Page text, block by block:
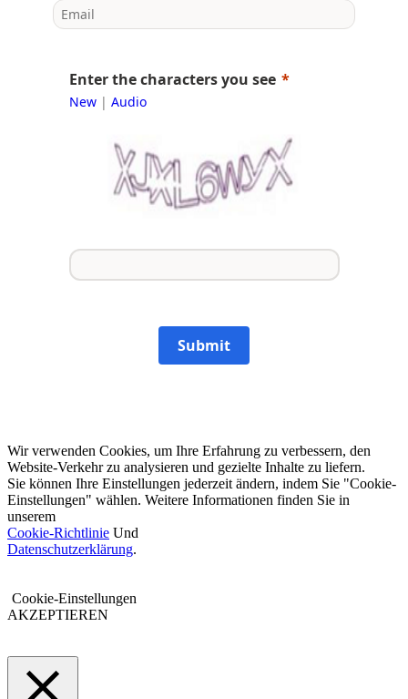
Enter the characters you see
New| Audio
Submit
Wir verwenden Cookies, um Ihre Erfahrung zu verbessern, den
Website-Verkehr zu analysieren und gezielte Inhalte zu liefern.
Sie können Ihre Einstellungen jederzeit ändern, indem Sie "Cookie-
Einstellungen" wählen. Weitere Informationen finden Sie in
unserem
Cookie-Richtlinie Und
Datenschutzerklärung.
Cookie-Einstellungen
AKZEPTIEREN